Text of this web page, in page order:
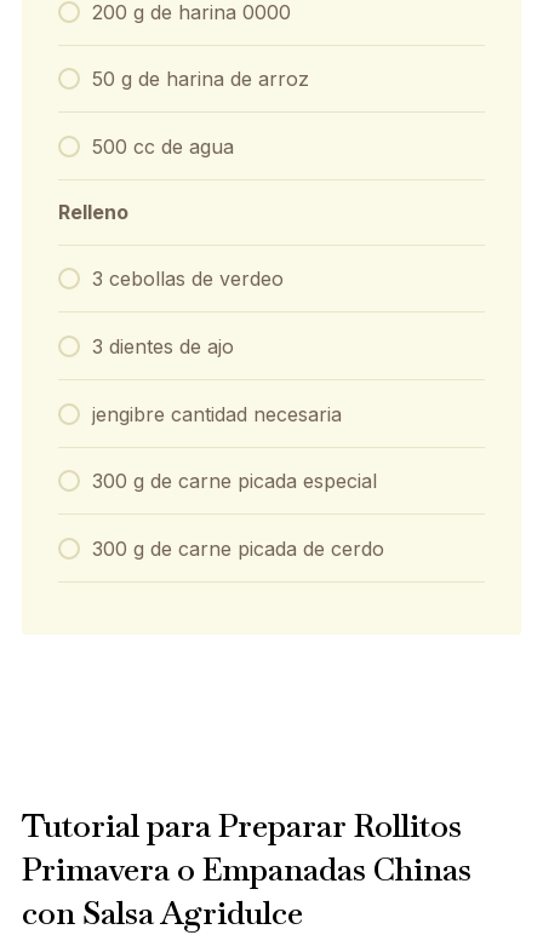
200 g de harina 0000
50 g de harina de arroz
500 cc de agua
Relleno
3 cebollas de verdeo
3 dientes de ajo
jengibre cantidad necesaria
300 g de carne picada especial
300 g de carne picada de cerdo
Tutorial para Preparar Rollitos
Primavera o Empanadas Chinas
con Salsa Agridulce